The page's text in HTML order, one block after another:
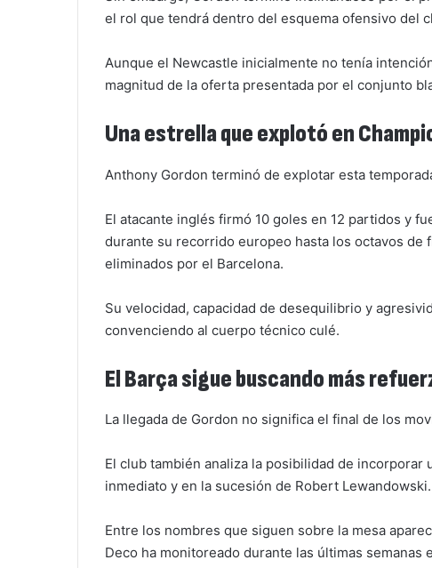
el rol que tendrá dentro del esquema ofensivo del
Aunque el Newcastle inicialmente no tenía
magnitud de la oferta presentada por el conjunto
Una estrella que explotó en
Anthony Gordon terminó de explotar esta
El atacante inglés firmó 10 goles en 12 partidos y
durante su recorrido europeo hasta los octavos de
eliminados por el Barcelona.
Su velocidad, capacidad de desequilibrio y
convenciendo al cuerpo técnico culé.
El Barça sigue buscando más
La llegada de Gordon no significa el final de los
El club también analiza la posibilidad de
inmediato y en la sucesión de Robert Lewandowski.
Entre los nombres que siguen sobre la mesa
Deco ha monitoreado durante las últimas semanas